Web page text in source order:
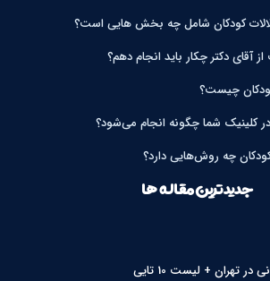
کودکان شامل چه بخش هایی است؟
آقای دکتر چکار باید انجام دهم؟
چیست؟
کلینیک شما چگونه انجام می‌شود؟
چه روش‌هایی دارد؟
جدیدترین مقاله ها
در تهران + لیست 10 تایی